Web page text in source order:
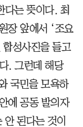
다는 뜻이다. 최
장 앞에서 ‘조요
성사진을 들고
. 그런데 해당
국민을 모욕하
에 공동 발의자
안 된다는 것이